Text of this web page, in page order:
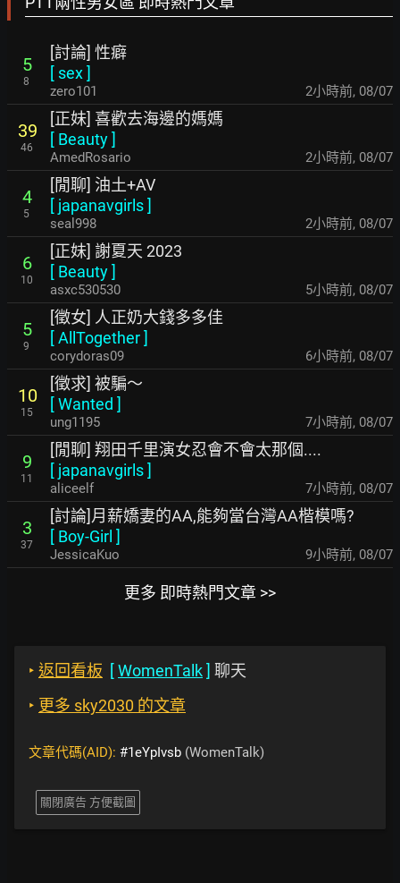
5
8
[討論] 性癖
[ sex]
zero101 2小時前, 08/07
39
46
[正妹] 喜歡去海邊的媽媽
[ Beauty]
AmedRosario 2小時前, 08/07
4
5
[閒聊] 油土+AV
[ japanavgirls]
seal998 2小時前, 08/07
6
10
[正妹] 謝夏天 2023
[ Beauty]
asxc530530 5小時前, 08/07
5
9
[徵女] 人正奶大錢多多佳
[AllTogether]
corydoras09 6小時前, 08/07
10
15
[徵求] 被騙～
[Wanted ]
ung1195 7小時前, 08/07
9
11
[閒聊] 翔田千里演女忍會不會太那個....
[ japanavgirls]
aliceelf 7小時前, 08/07
3
37
[討論]月薪嬌妻的AA,能夠當台灣AA楷模嗎?
[ Boy-Girl ]
JessicaKuo 9小時前, 08/07
更多 即時熱門文章 >>
‣ 返回看板 [WomenTalk] 聊天
‣ 更多 sky2030 的文章
文章代碼(AID): #1eYpIvsb (WomenTalk)
關閉廣告 方便截圖